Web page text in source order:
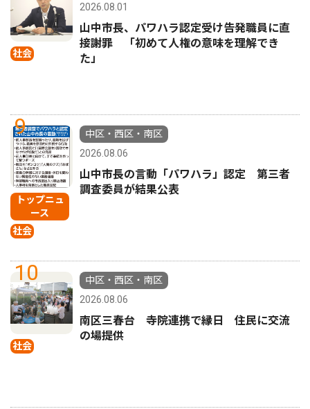
社会
2026.08.01
山中市長、パワハラ認定受け告発職員に直
接謝罪 「初めて人権の意味を理解でき
た」
9
トップニュ
ース
社会
中区・西区・南区
2026.08.06
山中市長の言動「パワハラ」認定 第三者
調査委員が結果公表
10
社会
中区・西区・南区
2026.08.06
南区三春台 寺院連携で縁日 住民に交流
の場提供